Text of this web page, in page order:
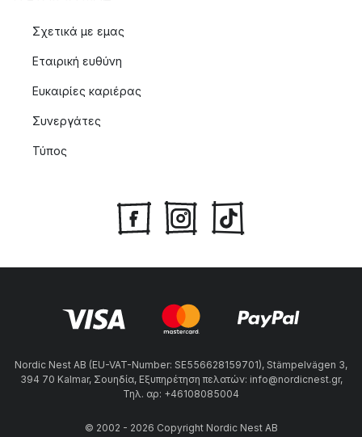
Σχετικά με εμας
Εταιρική ευθύνη
Ευκαιρίες καριέρας
Συνεργάτες
Τύπος
Nordic Nest AB (EU-VAT-Number: SE556628159701), Stämpelvägen 3,
394 70 Kalmar, Σουηδία, Εξυπηρέτηση πελατών: info@nordicnest.gr,
Τηλ. αρ: +46108085004
© 2002 - 2026 Copyright Nordic Nest AB